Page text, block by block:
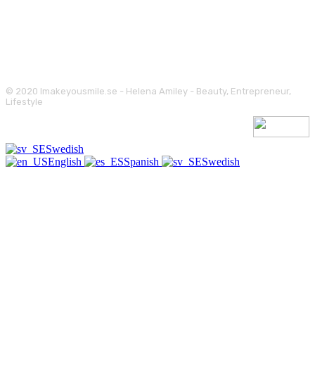
© 2020 Imakeyousmile.se - Helena Amiley - Beauty, Entrepreneur,
Lifestyle
Swedish
English
Spanish Swedish